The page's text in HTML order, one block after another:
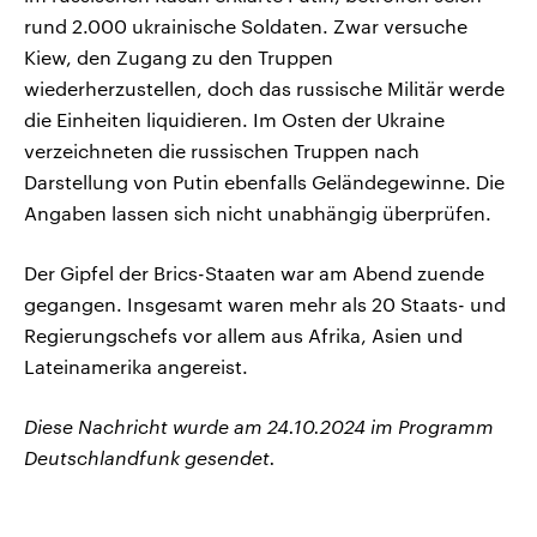
rund 2.000 ukrainische Soldaten. Zwar versuche
Kiew, den Zugang zu den Truppen
wiederherzustellen, doch das russische Militär werde
die Einheiten liquidieren. Im Osten der Ukraine
verzeichneten die russischen Truppen nach
Darstellung von Putin ebenfalls Geländegewinne. Die
Angaben lassen sich nicht unabhängig überprüfen.
Der Gipfel der Brics-Staaten war am Abend zuende
gegangen. Insgesamt waren mehr als 20 Staats- und
Regierungschefs vor allem aus Afrika, Asien und
Lateinamerika angereist.
Diese Nachricht wurde am 24.10.2024 im Programm
Deutschlandfunk gesendet.